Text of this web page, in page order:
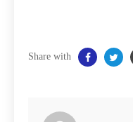
Share with